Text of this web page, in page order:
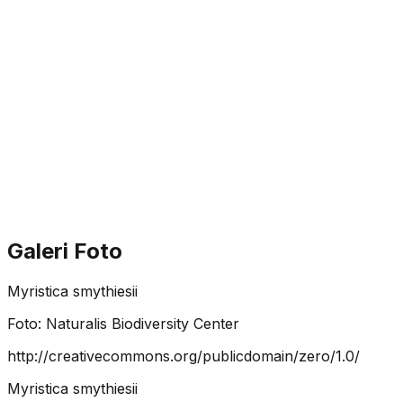
Galeri Foto
Myristica smythiesii
Foto: Naturalis Biodiversity Center
http://creativecommons.org/publicdomain/zero/1.0/
Myristica smythiesii